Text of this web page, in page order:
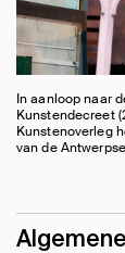
In aanloop naar
Kunstendecreet
Kunstenoverleg
van de